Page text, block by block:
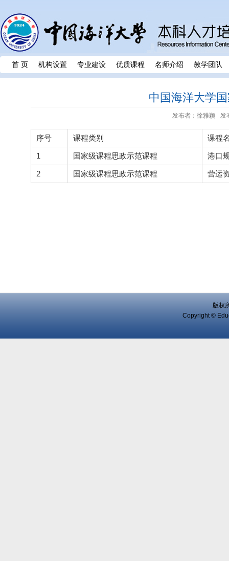
首 页 机构设置 专业建设 优质课程 名师介绍 教学团队
中国海洋大学
发布者：徐雅颖 发
序号 课程类别 课程
1 国家级课程思政示范课程 港口
2 国家级课程思政示范课程 营运
版权
Copyright ©